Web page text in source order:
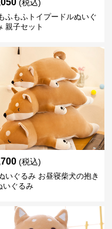
(税込)
ふもふトイプードルぬいぐ
親子セット
(税込)
いぐるみ お昼寝柴犬の抱き
いぐるみ